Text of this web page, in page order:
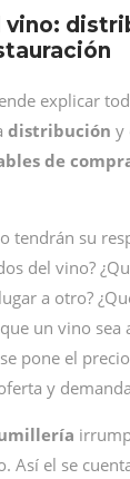
vino:
explicar
distribución y
de
tendrán su
del vino?
a otro?
un vino sea
pone el
y
Así el se